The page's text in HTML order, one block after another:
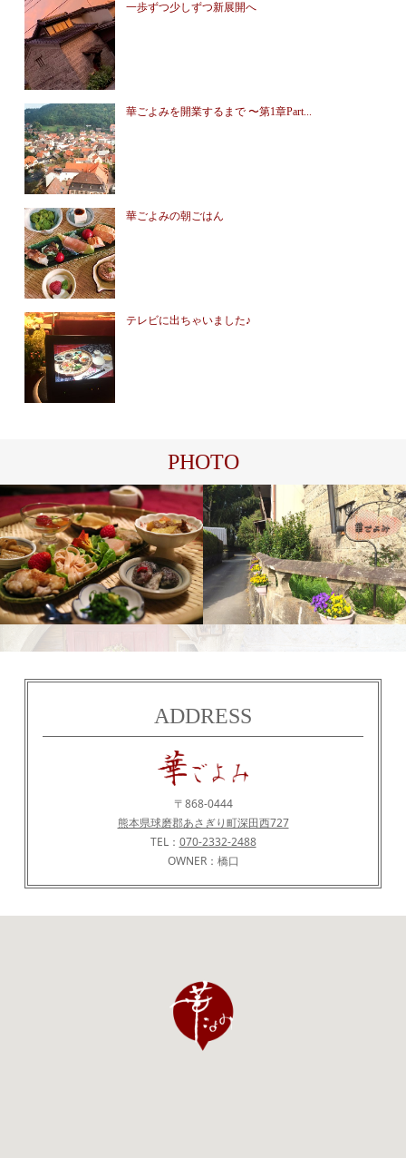
一歩ずつ少しずつ新展開へ
華ごよみを開業するまで 〜第1章Part...
華ごよみの朝ごはん
テレビに出ちゃいました♪
PHOTO
食 華
ADDRESS
〒868-0444
熊本県球磨郡あさぎり町深田西727
TEL： 070-2332-2488
OWNER：橋口